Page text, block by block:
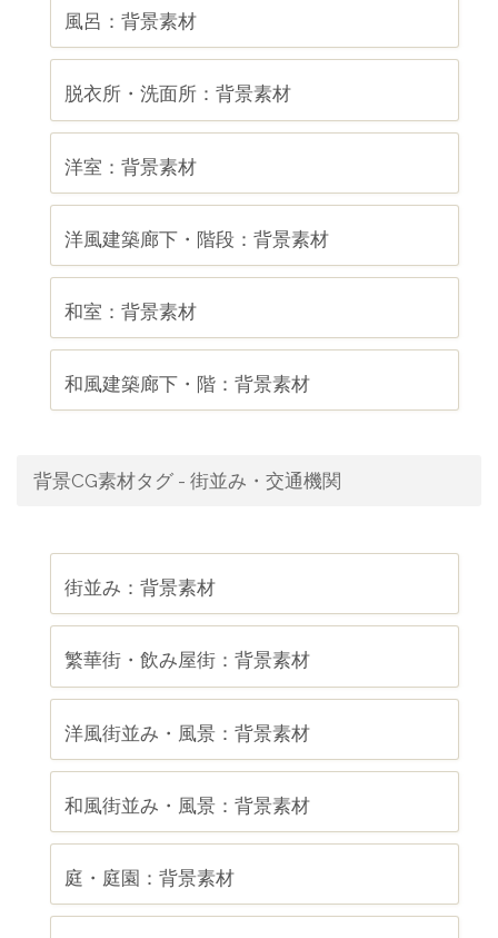
風呂：背景素材
脱衣所・洗面所：背景素材
洋室：背景素材
洋風建築廊下・階段：背景素材
和室：背景素材
和風建築廊下・階：背景素材
背景CG素材タグ - 街並み・交通機関
街並み：背景素材
繁華街・飲み屋街：背景素材
洋風街並み・風景：背景素材
和風街並み・風景：背景素材
庭・庭園：背景素材